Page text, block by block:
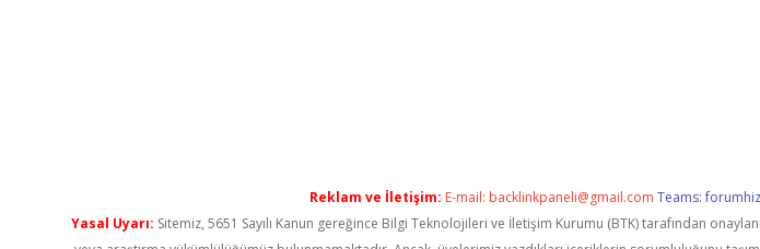
Reklam ve İletişim: E-mail: backlinkpaneli@gmail.com Teams:
Yasal Uyarı: Sitemiz, 5651 Sayılı Kanun gereğince Bilgi Teknolojileri ve İletişim Kurumu (BTK) tarafından